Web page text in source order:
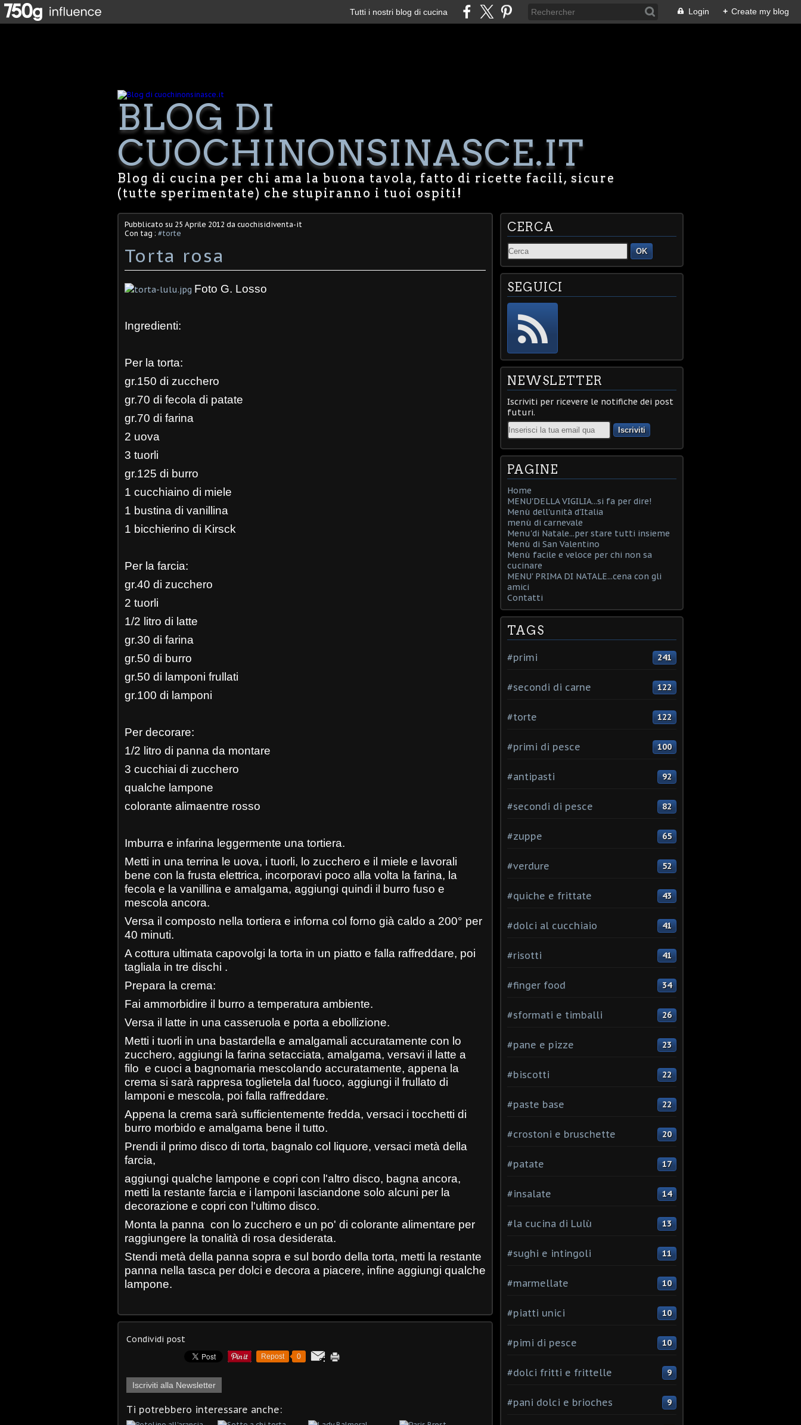
Tutti i nostri blog di cucina Login + Create my blog
BLOG DI
CUOCHINONSINASCE.IT
Blog di cucina per chi ama la buona tavola, fatto di ricette facili, sicure
(tutte sperimentate) che stupiranno i tuoi ospiti!
Pubblicato su 25 Aprile 2012 da cuochisidiventa-it
Con tag : #torte
Torta rosa
Foto G. Losso
Ingredienti:
Per la torta:
gr.150 di zucchero
gr.70 di fecola di patate
gr.70 di farina
2 uova
3 tuorli
gr.125 di burro
1 cucchiaino di miele
1 bustina di vanillina
1 bicchierino di Kirsck
Per la farcia:
gr.40 di zucchero
2 tuorli
1/2 litro di latte
gr.30 di farina
gr.50 di burro
gr.50 di lamponi frullati
gr.100 di lamponi
Per decorare:
1/2 litro di panna da montare
3 cucchiai di zucchero
qualche lampone
colorante alimaentre rosso
Imburra e infarina leggermente una tortiera.
Metti in una terrina le uova, i tuorli, lo zucchero e il miele e lavorali
bene con la frusta elettrica, incorporavi poco alla volta la farina, la
fecola e la vanillina e amalgama, aggiungi quindi il burro fuso e
mescola ancora.
Versa il composto nella tortiera e inforna col forno già caldo a 200° per
40 minuti.
A cottura ultimata capovolgi la torta in un piatto e falla raffreddare, poi
tagliala in tre dischi .
Prepara la crema:
Fai ammorbidire il burro a temperatura ambiente.
Versa il latte in una casseruola e porta a ebollizione.
Metti i tuorli in una bastardella e amalgamali accuratamente con lo
zucchero, aggiungi la farina setacciata, amalgama, versavi il latte a
filo e cuoci a bagnomaria mescolando accuratamente, appena la
crema si sarà rappresa toglietela dal fuoco, aggiungi il frullato di
lamponi e mescola, poi falla raffreddare.
Appena la crema sarà sufficientemente fredda, versaci i tocchetti di
burro morbido e amalgama bene il tutto.
Prendi il primo disco di torta, bagnalo col liquore, versaci metà della
farcia,
aggiungi qualche lampone e copri con l'altro disco, bagna ancora,
metti la restante farcia e i lamponi lasciandone solo alcuni per la
decorazione e copri con l'ultimo disco.
Monta la panna con lo zucchero e un po' di colorante alimentare per
raggiungere la tonalità di rosa desiderata.
Stendi metà della panna sopra e sul bordo della torta, metti la restante
panna nella tasca per dolci e decora a piacere, infine aggiungi qualche
lampone.
Condividi post
Repost 0
Iscriviti alla Newsletter
Ti potrebbero interessare anche:
CERCA
OK
SEGUICI
NEWSLETTER
Iscriviti per ricevere le notifiche dei post
futuri.
Email
PAGINE
Home
MENU'DELLA VIGILIA...si fa per dire!
Menù dell'unità d'Italia
menù di carnevale
Menu'di Natale...per stare tutti insieme
Menù di San Valentino
Menù facile e veloce per chi non sa
cucinare
MENU' PRIMA DI NATALE...cena con gli
amici
Contatti
TAGS
#primi 241
#secondi di carne 122
#torte 122
#primi di pesce 100
#antipasti 92
#secondi di pesce 82
#zuppe 65
#verdure 52
#quiche e frittate 43
#dolci al cucchiaio 41
#risotti 41
#finger food 34
#sformati e timballi 26
#pane e pizze 23
#biscotti 22
#paste base 22
#crostoni e bruschette 20
#patate 17
#insalate 14
#la cucina di Lulù 13
#sughi e intingoli 11
#marmellate 10
#piatti unici 10
#pimi di pesce 10
#dolci fritti e frittelle 9
#pani dolci e brioches 9